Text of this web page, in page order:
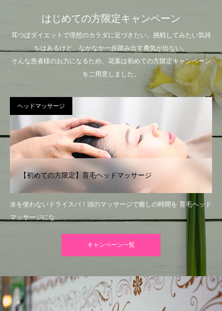
はじめての方限定キャンペーン
耳つぼダイエットで理想のカラダに近づきたい。挑戦してみたい気持
ちはあるけど、なかなか一歩踏み出す勇気が出ない。
そんな患者様のお力になるため、花葉は初めての方限定キャンペーン
をご用意しました。
ヘッドマッサージ
【初めての方限定】育毛ヘッドマッサージ
水を使わないドライスパ！頭のマッサージで癒しの時間を 育毛ヘッド
マッサージにな…
キャンペーン一覧